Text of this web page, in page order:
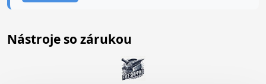
Nástroje so zárukou